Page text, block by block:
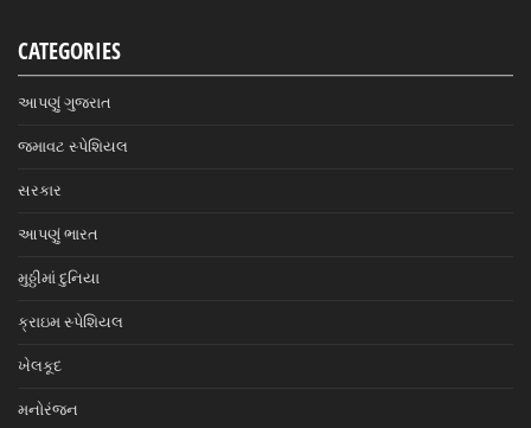
CATEGORIES
આપણું ગુજરાત
જમાવટ સ્પેશિયલ
સરકાર
આપણું ભારત
મુઠ્ઠીમાં દુનિયા
ક્રાઇમ સ્પેશિયલ
ખેલકૂદ
મનોરંજન